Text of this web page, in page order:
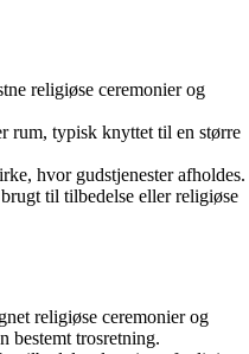
religiøse ceremonier og
rum, typisk knyttet til en større
hvor gudstjenester afholdes.
til tilbedelse eller religiøse
religiøse ceremonier og
bestemt trosretning.